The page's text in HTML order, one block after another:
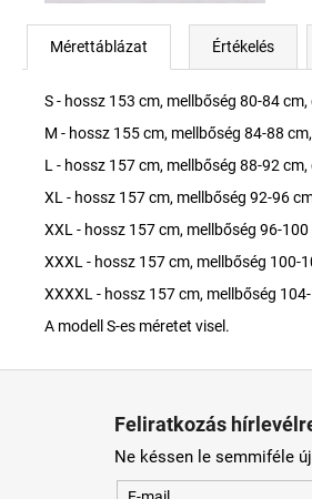
Mérettáblázat Értékelés
S - hossz 153 cm, mellbőség 80-84
M - hossz 155 cm, mellbőség 84-88
L - hossz 157 cm, mellbőség 88-92
XL - hossz 157 cm, mellbőség 92-96
XXL - hossz 157 cm, mellbőség 96-
XXXL - hossz 157 cm, mellbőség 100-
XXXXL - hossz 157 cm, mellbőség
A modell S-es méretet visel.
Feliratkozás
Ne késsen le semmiféle